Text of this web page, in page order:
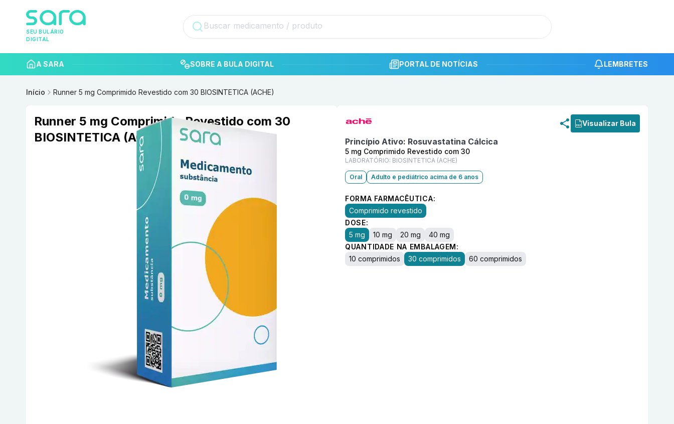
SEU BULÁRIO
DIGITAL
A SARA SOBRE A BULA DIGITAL PORTAL DE NOTÍCIAS LEMBRETES
Início Runner 5 mg Comprimido Revestido com 30 BIOSINTETICA (ACHE)
Runner 5 mg Comprimido Revestido com 30
BIOSINTETICA (ACHE)
Visualizar Bula
Princípio Ativo: Rosuvastatina Cálcica
5 mg Comprimido Revestido com 30
LABORATÓRIO: BIOSINTETICA (ACHE)
Oral Adulto e pediátrico acima de 6 anos
FORMA FARMACÊUTICA:
Comprimido revestido
DOSE:
5 mg
10 mg 20 mg
40 mg
QUANTIDADE NA EMBALAGEM:
10 comprimidos
30 comprimidos 60 comprimidos